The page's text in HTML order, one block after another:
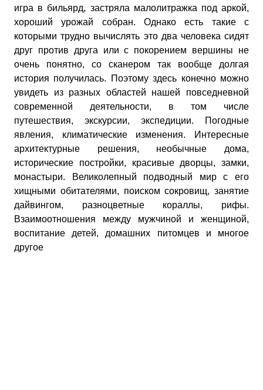
игра в бильярд, застряла малолитражка под аркой,
хороший урожай собран. Однако есть такие с
которыми трудно вычислять это два человека сидят
друг против друга или с покорением вершины не
очень понятно, со сканером так вообще долгая
история получилась. Поэтому здесь конечно можно
увидеть из разных областей нашей повседневной
современной деятельности, в том числе
путешествия, экскурсии, экспедиции. Погодные
явления, климатические изменения. Интересные
архитектурные решения, необычные дома,
исторические постройки, красивые дворцы, замки,
монастыри. Великолепный подводный мир с его
хищными обитателями, поиском сокровищ, занятие
дайвингом, разноцветные кораллы, рифы.
Взаимоотношения между мужчиной и женщиной,
воспитание детей, домашних питомцев и многое
другое